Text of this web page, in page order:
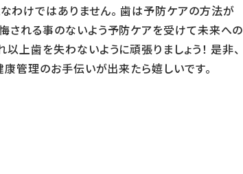
わけではありません。 歯は予防ケアの方法が
される事のないよう予防ケアを受けて未来への
上歯を失わないように頑張りましょう！ 是非、
康管理のお手伝いが出来たら嬉しいです。